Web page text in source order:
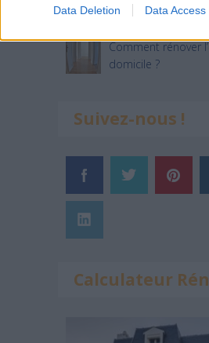
Data Deletion Data Access
conseils pour
Comment rénover
domicile ?
Suivez-nous !
Calculateur